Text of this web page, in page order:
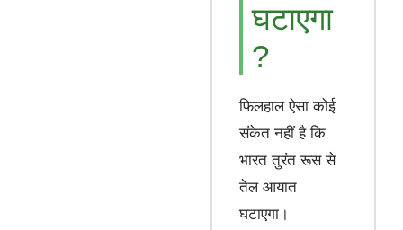
घटाएगा
?
फिलहाल ऐसा कोई
संकेत नहीं है कि
भारत तुरंत रूस से
तेल आयात
घटाएगा।